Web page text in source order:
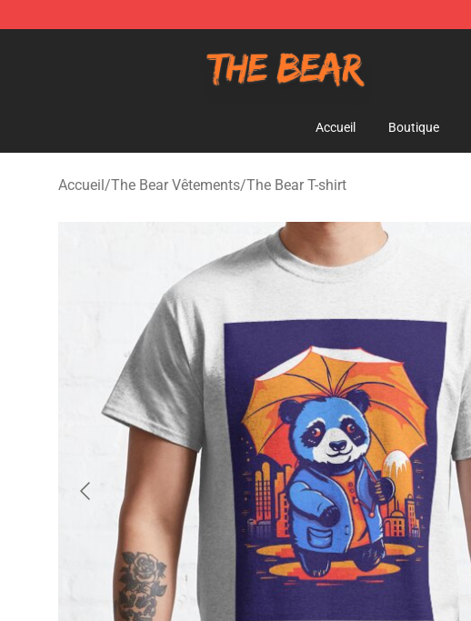
Accueil Boutique
Accueil/The Bear Vêtements/The Bear T-shirt